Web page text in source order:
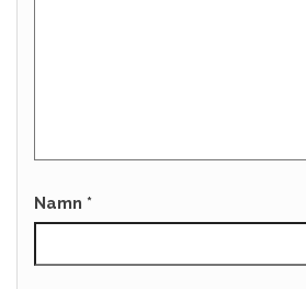
Namn *